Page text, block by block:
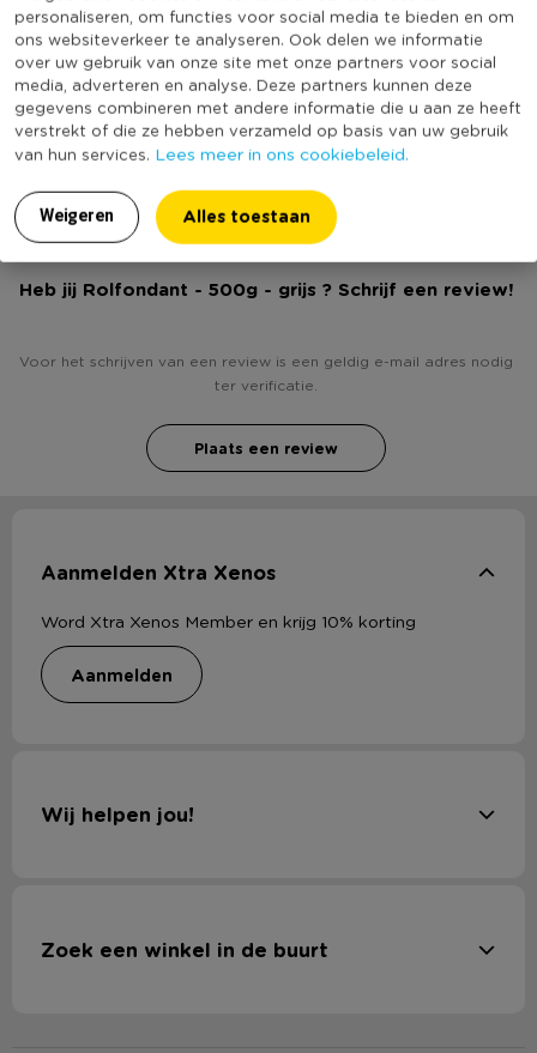
personaliseren, om functies voor social media te bieden en om
ons websiteverkeer te analyseren. Ook delen we informatie
over uw gebruik van onze site met onze partners voor social
media, adverteren en analyse. Deze partners kunnen deze
gegevens combineren met andere informatie die u aan ze heeft
verstrekt of die ze hebben verzameld op basis van uw gebruik
van hun services. Lees meer in ons cookiebeleid.
Weigeren Alles toestaan
* Rolfondant
* Grijs van kleur
* Inhoud 500 gram
Ingrediënten: suiker, zetmeel, glucosestroop, palmvet,
dextrose, stabilisator (E422), emulgatoren (E473, E472c),
Allergenen: kan sporen van noten en sulfiet bevatten.
Gemiddelde voedingswaarde per 100g
Energie 1722 kJ / 408 kcal
waarvan suikers 60 g
Zout 0,03 g
Thuisbakspecialist, Industrieweg 5, 3295 KX ’s Gravendeel
Online Only
Nee
Kleur
Grijs
Minimale bestelhoeveelheid
3
Duurzaamheidsscore
(Nog) geen score
Heb jij Rolfondant - 500g - grijs ? Schrijf een review!
Voor het schrijven van een review is een geldig e-mail adres nodig
ter verificatie.
Plaats een review
Aanmelden Xtra Xenos
Word Xtra Xenos Member en krijg 10% korting
aanmelden
Wij helpen jou!
Zoek een winkel in de buurt